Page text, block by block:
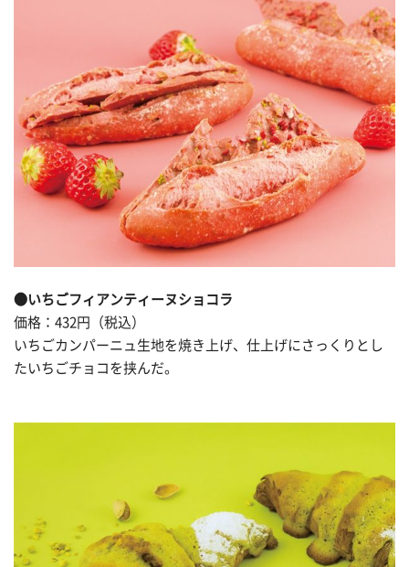
●いちごフィアンティーヌショコラ
価格：432円（税込）
いちごカンパーニュ生地を焼き上げ、仕上げにさっくりとし
たいちごチョコを挟んだ。